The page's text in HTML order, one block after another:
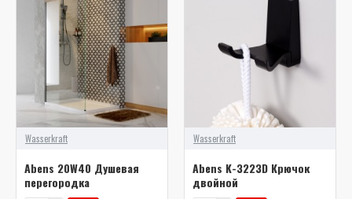
Wasserkraft
Abens 20W40 Душевая
перегородка
Wasserkraft
Abens K-3223D Крючок
двойной